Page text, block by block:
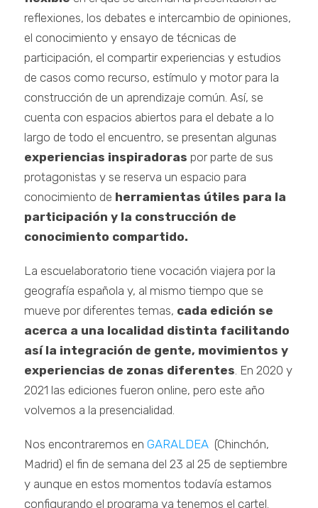
reflexiones, los debates e intercambio de opiniones,
el conocimiento y ensayo de técnicas de
participación, el compartir experiencias y estudios
de casos como recurso, estímulo y motor para la
construcción de un aprendizaje común. Así, se
cuenta con espacios abiertos para el debate a lo
largo de todo el encuentro, se presentan algunas
experiencias inspiradoras por parte de sus
protagonistas y se reserva un espacio para
conocimiento de herramientas útiles para la
participación y la construcción de
conocimiento compartido.
La escuelaboratorio tiene vocación viajera por la
geografía española y, al mismo tiempo que se
mueve por diferentes temas, cada edición se
acerca a una localidad distinta facilitando
así la integración de gente, movimientos y
experiencias de zonas diferentes. En 2020 y
2021 las ediciones fueron online, pero este año
volvemos a la presencialidad.
Nos encontraremos enGARALDEA (Chinchón,
Madrid) el fin de semana del 23 al 25 de septiembre
y aunque en estos momentos todavía estamos
configurando el programa ya tenemos el cartel.